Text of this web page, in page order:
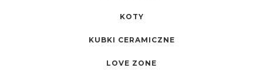
KOTY
KUBKI CERAMICZNE
LOVE ZONE